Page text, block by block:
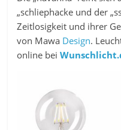
„schliephacke und der
Zeitlosigkeit und ihrer
von Mawa Design.
online bei